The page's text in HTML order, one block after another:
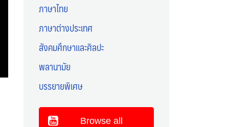
ภาษาไทย
ภาษาต่างประเทศ
สังคมศึกษาและศิลปะ
พลานามัย
บรรยายพิเศษ
Browse all